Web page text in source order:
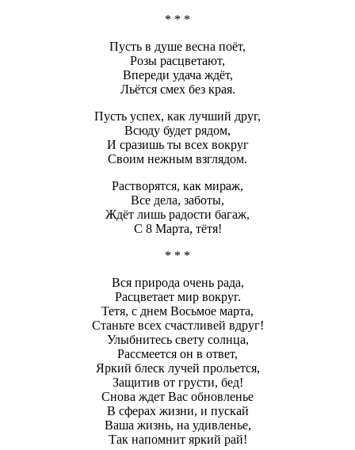
* * *
Пусть в душе весна поёт,
Розы расцветают,
Впереди удача ждёт,
Льётся смех без края.
Пусть успех, как лучший друг,
Всюду будет рядом,
И сразишь ты всех вокруг
Своим нежным взглядом.
Растворятся, как мираж,
Все дела, заботы,
Ждёт лишь радости багаж,
С 8 Марта, тётя!
* * *
Вся природа очень рада,
Расцветает мир вокруг.
Тетя, с днем Восьмое марта,
Станьте всех счастливей вдруг!
Улыбнитесь свету солнца,
Рассмеется он в ответ,
Яркий блеск лучей прольется,
Защитив от грусти, бед!
Снова ждет Вас обновленье
В сферах жизни, и пускай
Ваша жизнь, на удивленье,
Так напомнит яркий рай!